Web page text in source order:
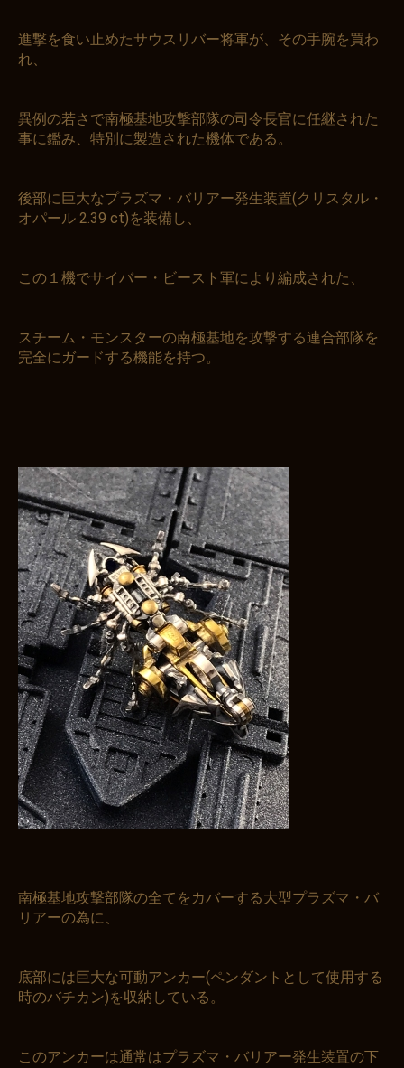
進撃を食い止めたサウスリバー将軍が、その手腕を買わ
れ、
異例の若さで南極基地攻撃部隊の司令長官に任継された
事に鑑み、特別に製造された機体である。
後部に巨大なプラズマ・バリアー発生装置(クリスタル・
オパール 2.39 ct)を装備し、
この１機でサイバー・ビースト軍により編成された、
スチーム・モンスターの南極基地を攻撃する連合部隊を
完全にガードする機能を持つ。
南極基地攻撃部隊の全てをカバーする大型プラズマ・バ
リアーの為に、
底部には巨大な可動アンカー(ペンダントとして使用する
時のバチカン)を収納している。
このアンカーは通常はプラズマ・バリアー発生装置の下